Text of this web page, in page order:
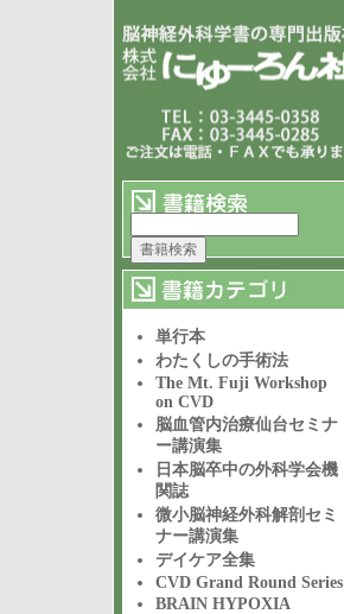
単行本
わたくしの手術法
The Mt. Fuji Workshop
on CVD
脳血管内治療仙台セミナ
ー講演集
日本脳卒中の外科学会機
関誌
微小脳神経外科解剖セミ
ナー講演集
デイケア全集
CVD Grand Round Series
BRAIN HYPOXIA